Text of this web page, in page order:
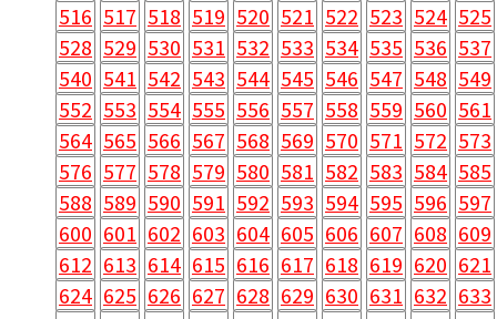
516 517 518 519 520 521 522 523 524 525
528 529 530 531 532 533 534 535 536 537
540 541 542 543 544 545 546 547 548 549
552 553 554 555 556 557 558 559 560 561
564 565 566 567 568 569 570 571 572 573
576 577 578 579 580 581 582 583 584 585
588 589 590 591 592 593 594 595 596 597
600 601 602 603 604 605 606 607 608 609
612 613 614 615 616 617 618 619 620 621
624 625 626 627 628 629 630 631 632 633